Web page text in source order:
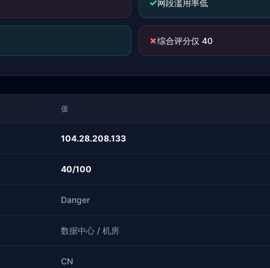
✓网段滥用率低
✗综合评分仅 40
值
104.28.208.133
40/100
Danger
数据中心 / 机房
CN